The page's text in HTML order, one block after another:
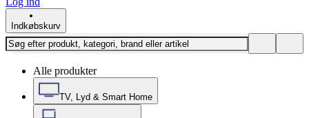
Indkøbskurv
Alle produkter
TV, Lyd & Smart Home